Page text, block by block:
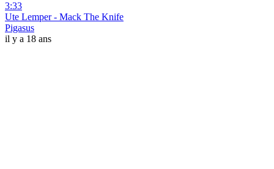
3:33
Ute Lemper - Mack The Knife
Pigasus
il y a 18 ans